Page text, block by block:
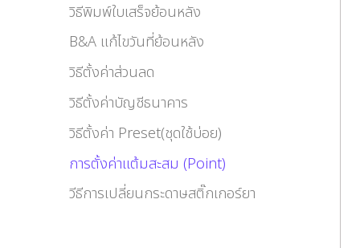
วิธีพิมพ์ใบเสร็จย้อนหลัง
B&A แก้ไขวันที่ย้อนหลัง
วิธีตั้งค่าส่วนลด
วิธีตั้งค่าบัญชีธนาคาร
วิธีตั้งค่า Preset(ชุดใช้บ่อย)
การตั้งค่าแต้มสะสม (Point)
วีธีการเปลี่ยนกระดาษสติ๊กเกอร์ยา